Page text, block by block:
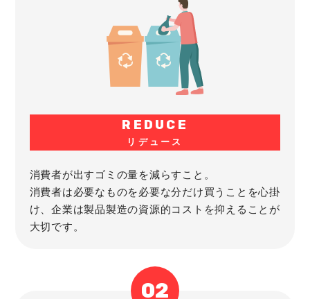
REDUCE
リデュース
消費者が出すゴミの量を減らすこと。
消費者は必要なものを必要な分だけ買うことを心掛
け、企業は製品製造の資源的コストを抑えることが
大切です。